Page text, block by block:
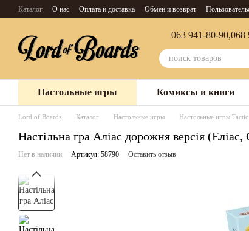
Перейти к основному контенту
Каталог О нас Оплата и доставка Обмен и возврат
063 941-80-90,068
Настольные игры Комиксы и книги
Lord of Boards Каталог Настольные игры Настольные игры Tactic
Настільна гра Аліас дорожня версія
Нет в наличии Артикул: 58790 Оставить отзыв